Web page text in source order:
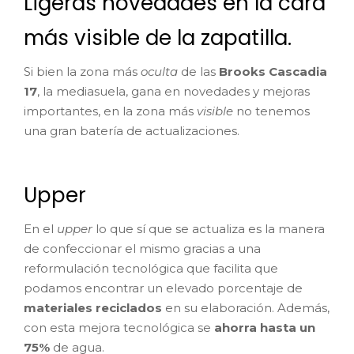
más visible de la zapatilla.
Si bien la zona más oculta de las Brooks Cascadia
17, la mediasuela, gana en novedades y mejoras
importantes, en la zona más visible no tenemos
una gran batería de actualizaciones.
Upper
En el upper lo que sí que se actualiza es la manera
de confeccionar el mismo gracias a una
reformulación tecnológica que facilita que
podamos encontrar un elevado porcentaje de
materiales reciclados en su elaboración. Además,
con esta mejora tecnológica se ahorra hasta un
75% de agua.